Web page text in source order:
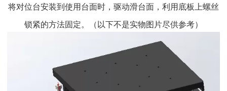
将对位台安装到使用台面时，驱动滑台面，利用底板上螺丝
锁紧的方法固定。（以下不是实物图片尽供参考）